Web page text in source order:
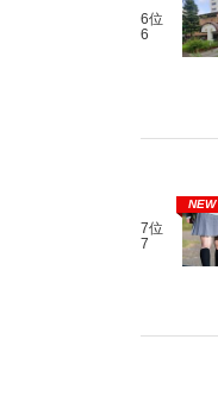
6位
6
7位
7
NEW